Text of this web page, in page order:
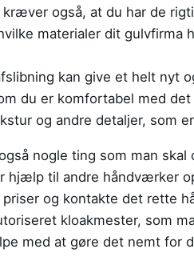
kræver også, at du har de
materialer dit gulvfirma
kan give et helt nyt
du er komfortabel med
og andre detaljer, som
nogle ting som man
hjælp til andre håndværker
og kontakte det rette
kloakmester, som
med at gøre det nemt for